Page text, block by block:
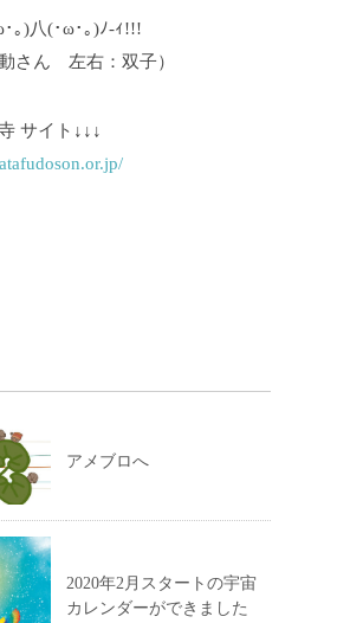
｡)八(･ω･｡)ﾉ-ｨ!!!
さん 左右：双子）
サイト↓↓↓
アメブロへ
2020年2月スタートの宇宙
カレンダーができました